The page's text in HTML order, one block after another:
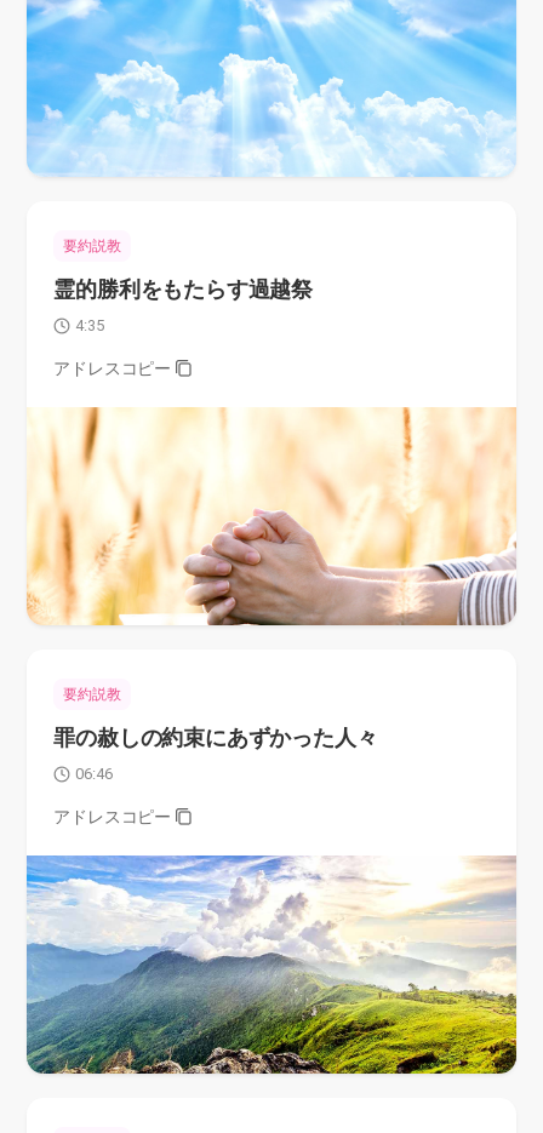
要約説教
霊的勝利をもたらす過越祭
4:35
アドレスコピー
要約説教
罪の赦しの約束にあずかった人々
06:46
アドレスコピー